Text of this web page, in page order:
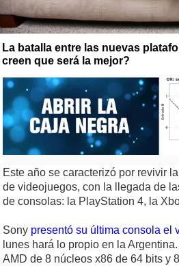
La batalla entre las nuevas
creen que será la mejor?
Este año se caracterizó por revivir
de videojuegos, con la llegada de
de consolas: la PlayStation 4, la
Sony presentó su última consola el
lunes hará lo propio en la
AMD de 8 núcleos x86 de 64 bits y